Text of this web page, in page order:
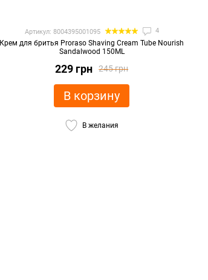
Артикул: 8004395001095 4
Крем для бритья Proraso Shaving Cream Tube Nourish
Sandalwood 150ML
245 грн
229 грн
В корзину
В желания